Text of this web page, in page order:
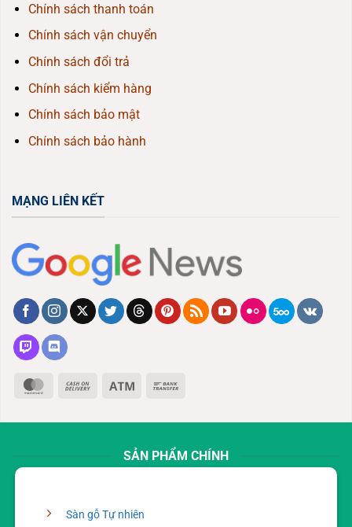
Chính sách thanh toán
Chính sách vận chuyển
Chính sách đổi trả
Chính sách kiểm hàng
Chính sách bảo mật
Chính sách bảo hành
MẠNG LIÊN KẾT
MasterCard
Cash
Delivery
Atm
SẢN PHẨM CHÍNH
Sàn gỗ Tự nhiên